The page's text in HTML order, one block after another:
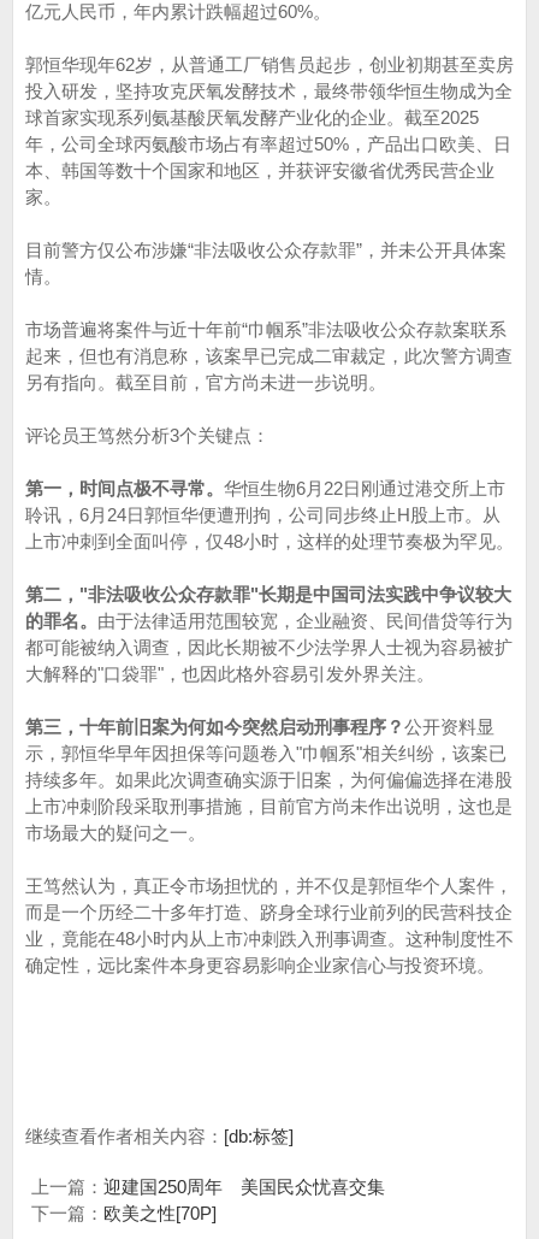
亿元人民币，年内累计跌幅超过60%。
郭恒华现年62岁，从普通工厂销售员起步，创业初期甚至卖房
投入研发，坚持攻克厌氧发酵技术，最终带领华恒生物成为全
球首家实现系列氨基酸厌氧发酵产业化的企业。截至2025
年，公司全球丙氨酸市场占有率超过50%，产品出口欧美、日
本、韩国等数十个国家和地区，并获评安徽省优秀民营企业
家。
目前警方仅公布涉嫌“非法吸收公众存款罪”，并未公开具体案
情。
市场普遍将案件与近十年前“巾帼系”非法吸收公众存款案联系
起来，但也有消息称，该案早已完成二审裁定，此次警方调查
另有指向。截至目前，官方尚未进一步说明。
评论员王笃然分析3个关键点：
第一，时间点极不寻常。 华恒生物6月22日刚通过港交所上市
聆讯，6月24日郭恒华便遭刑拘，公司同步终止H股上市。从
上市冲刺到全面叫停，仅48小时，这样的处理节奏极为罕见。
第二，"非法吸收公众存款罪"长期是中国司法实践中争议较大
的罪名。 由于法律适用范围较宽，企业融资、民间借贷等行为
都可能被纳入调查，因此长期被不少法学界人士视为容易被扩
大解释的"口袋罪"，也因此格外容易引发外界关注。
第三，十年前旧案为何如今突然启动刑事程序？公开资料显
示，郭恒华早年因担保等问题卷入"巾帼系"相关纠纷，该案已
持续多年。如果此次调查确实源于旧案，为何偏偏选择在港股
上市冲刺阶段采取刑事措施，目前官方尚未作出说明，这也是
市场最大的疑问之一。
王笃然认为，真正令市场担忧的，并不仅是郭恒华个人案件，
而是一个历经二十多年打造、跻身全球行业前列的民营科技企
业，竟能在48小时内从上市冲刺跌入刑事调查。这种制度性不
确定性，远比案件本身更容易影响企业家信心与投资环境。
继续查看作者相关内容： [db:标签]
上一篇： 迎建国250周年 美国民众忧喜交集
下一篇： 欧美之性[70P]